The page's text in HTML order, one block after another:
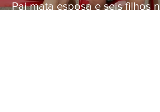
Pai mata esposa e seis filhos